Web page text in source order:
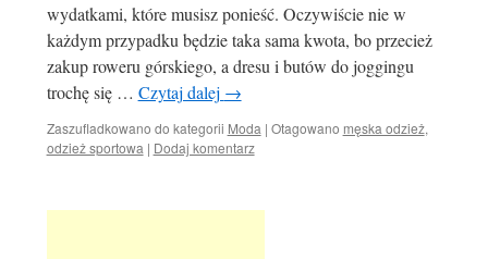
wydatkami, które musisz ponieść. Oczywiście nie w
każdym przypadku będzie taka sama kwota, bo przecież
zakup roweru górskiego, a dresu i butów do joggingu
trochę się … Czytaj dalej →
Zaszufladkowano do kategorii Moda | Otagowano męska odzież,
odzież sportowa | Dodaj komentarz